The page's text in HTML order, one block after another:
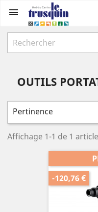

OUTILS
Pertinence
Affichage 1-1 de 1
-120,76 €